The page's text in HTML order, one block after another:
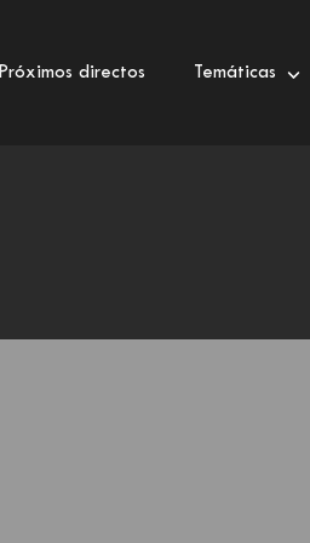
Próximos directos Temáticas